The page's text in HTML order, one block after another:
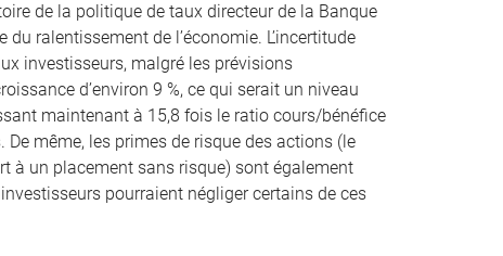
de la politique de taux directeur de la Banque
ralentissement de l’économie. L’incertitude
investisseurs, malgré les prévisions
d’environ 9 %, ce qui serait un niveau
maintenant à 15,8 fois le ratio cours/bénéfice
même, les primes de risque des actions (le
à un placement sans risque) sont également
pourraient négliger certains de ces